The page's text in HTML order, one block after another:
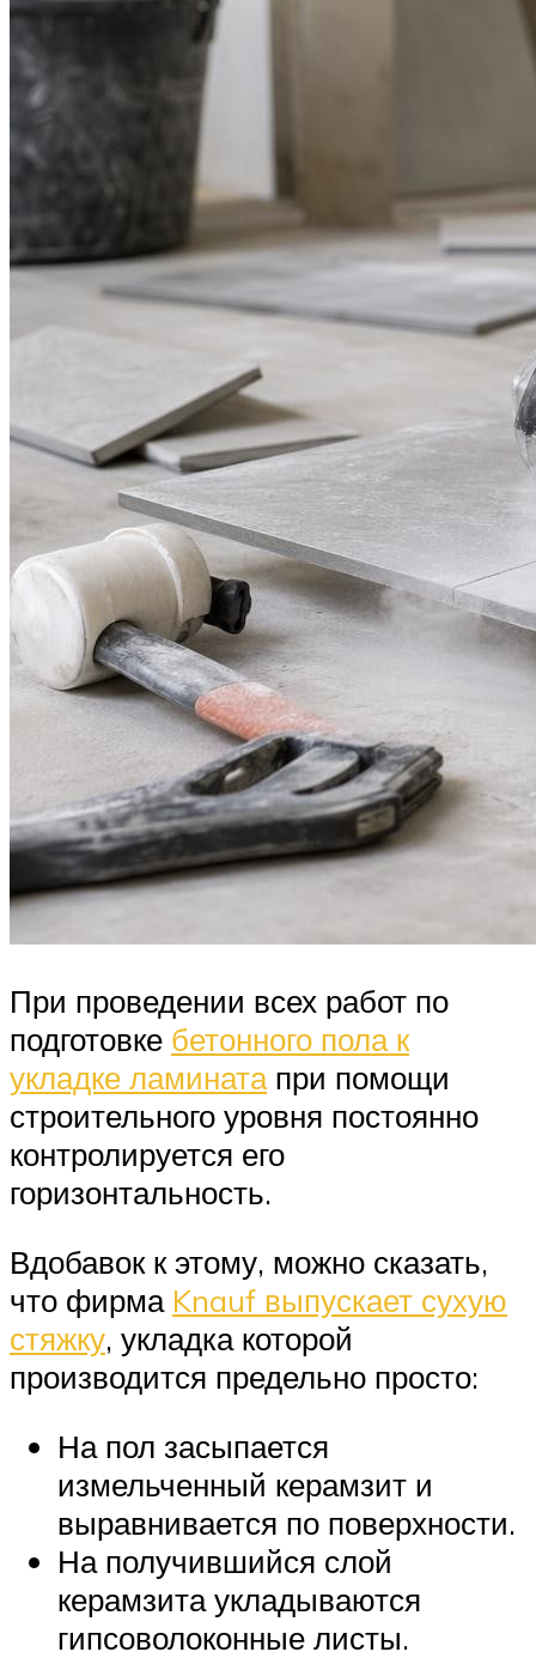
При проведении всех работ по
подготовке бетонного пола к
укладке ламинатапри помощи
строительного уровня постоянно
контролируется его
горизонтальность.
Вдобавок к этому, можно сказать,
что фирма Knauf выпускает сухую
стяжку, укладка которой
производится предельно просто:
На пол засыпается
измельченный керамзит и
выравнивается по поверхности.
На получившийся слой
керамзита укладываются
гипсоволоконные листы.